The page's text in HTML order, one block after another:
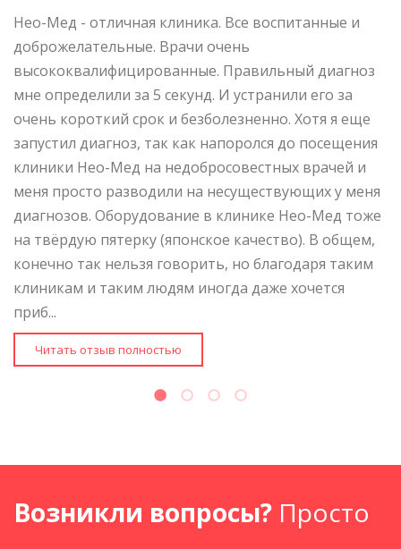
Нео-Мед - отличная клиника. Все воспитанные и
доброжелательные. Врачи очень
высококвалифицированные. Правильный диагноз
мне определили за 5 секунд. И устранили его за
очень короткий срок и безболезненно. Хотя я еще
запустил диагноз, так как напоролся до посещения
клиники Нео-Мед на недобросовестных врачей и
меня просто разводили на несуществующих у меня
диагнозов. Оборудование в клинике Нео-Мед тоже
на твёрдую пятерку (японское качество). В общем,
конечно так нельзя говорить, но благодаря таким
клиникам и таким людям иногда даже хочется
приб...
Читать отзыв полностью
Возникли вопросы? Просто